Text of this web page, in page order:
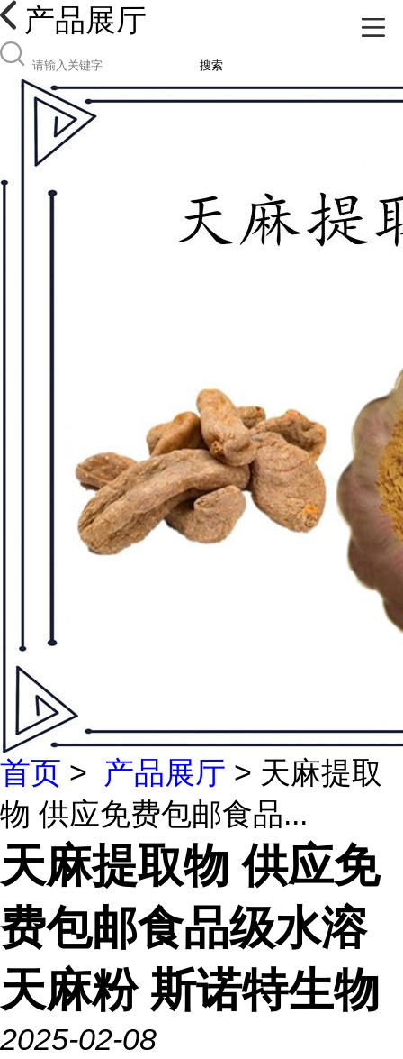
产品展厅
搜索
首页 > 产品展厅 > 天麻提取
物 供应免费包邮食品...
天麻提取物 供应免
费包邮食品级水溶
天麻粉 斯诺特生物
2025-02-08